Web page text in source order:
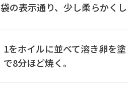
袋の表示通り、少し柔らかく
1をホイルに並べて溶き卵を
で8分ほど焼く。